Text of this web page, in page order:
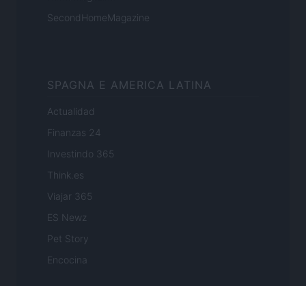
SecondHomeMagazine
SPAGNA E AMERICA LATINA
Actualidad
Finanzas 24
Investindo 365
Think.es
Viajar 365
ES Newz
Pet Story
Encocina